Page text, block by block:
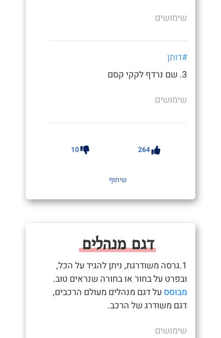
שימושים
#דותן
3. שם נרדף לקקי קסם
שימושים
264
10
שיתוף
דגם מנהלים
1.גרסה משודרגת, ניתן להגיד על הכל,
ובפרט על בחור או בחורה שנראים טוב.
מבוסס על דגם מנהלים מעולם הרכבים,
דגם משודרג של הרכב.
שימושים